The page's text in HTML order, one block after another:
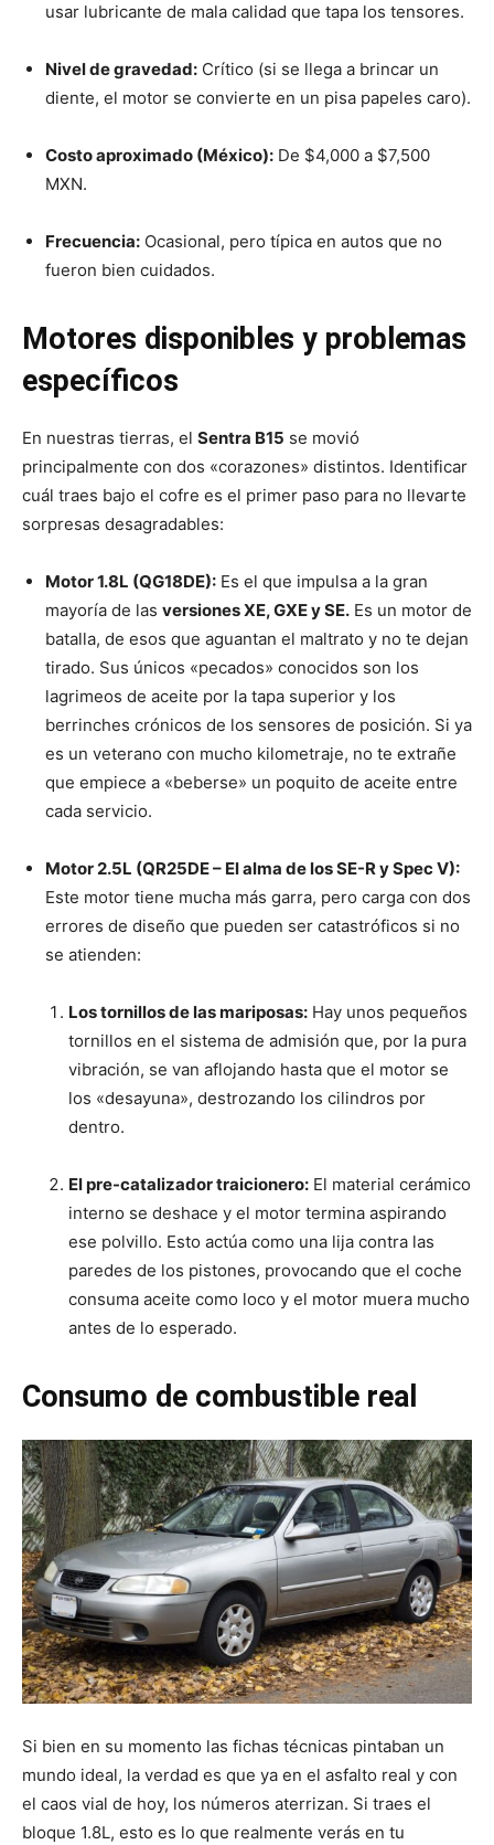
usar lubricante de mala calidad que tapa los tensores.
Nivel de gravedad: Crítico (si se llega a brincar un
diente, el motor se convierte en un pisa papeles caro).
Costo aproximado (México): De $4,000 a $7,500
MXN.
Frecuencia: Ocasional, pero típica en autos que no
fueron bien cuidados.
Motores disponibles y problemas
específicos
En nuestras tierras, el Sentra B15 se movió
principalmente con dos «corazones» distintos. Identificar
cuál traes bajo el cofre es el primer paso para no llevarte
sorpresas desagradables:
Motor 1.8L (QG18DE): Es el que impulsa a la gran
mayoría de las versiones XE, GXE y SE. Es un motor de
batalla, de esos que aguantan el maltrato y no te dejan
tirado. Sus únicos «pecados» conocidos son los
lagrimeos de aceite por la tapa superior y los
berrinches crónicos de los sensores de posición. Si ya
es un veterano con mucho kilometraje, no te extrañe
que empiece a «beberse» un poquito de aceite entre
cada servicio.
Motor 2.5L (QR25DE – El alma de los SE-R y Spec V):
Este motor tiene mucha más garra, pero carga con dos
errores de diseño que pueden ser catastróficos si no
se atienden:
Los tornillos de las mariposas: Hay unos pequeños
tornillos en el sistema de admisión que, por la pura
vibración, se van aflojando hasta que el motor se
los «desayuna», destrozando los cilindros por
dentro.
El pre-catalizador traicionero: El material cerámico
interno se deshace y el motor termina aspirando
ese polvillo. Esto actúa como una lija contra las
paredes de los pistones, provocando que el coche
consuma aceite como loco y el motor muera mucho
antes de lo esperado.
Consumo de combustible real
Si bien en su momento las fichas técnicas pintaban un
mundo ideal, la verdad es que ya en el asfalto real y con
el caos vial de hoy, los números aterrizan. Si traes el
bloque 1.8L, esto es lo que realmente verás en tu